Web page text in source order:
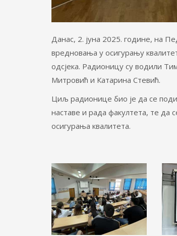
Данас, 2. јуна 2025. године, на
вредновања у осигурању
одсјека. Радионицу су водили
Митровић и Катарина Стевић.
Циљ радионице био је да се
наставе и рада факултета, те да
осигурања квалитета.